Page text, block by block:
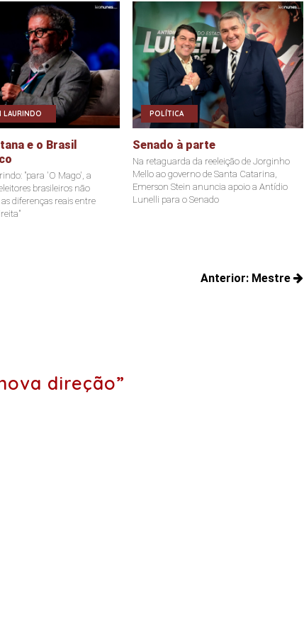
LAURINDO
e o Brasil
"para 'O Mago', a
brasileiros não
diferenças reais entre
POLÍTICA
Senado à parte
Na retaguarda da reeleição de Jorginho
Mello ao governo de Santa Catarina,
Emerson Stein anuncia apoio a Antídio
Lunelli para o Senado
Anterior: Mestre
direção”